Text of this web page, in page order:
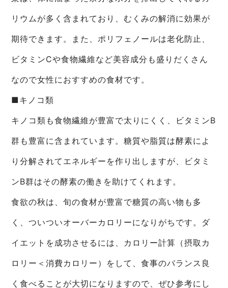
リウムが多く含まれており、むくみの解消に効果が
期待できます。また、ポリフェノールは老化防止、
ビタミンCや食物繊維など美容成分も盛りだくさん
なので女性におすすめの食材です。
■キノコ類
キノコ類も食物繊維が豊富で太りにくく、ビタミンB
群も豊富に含まれています。糖質や脂質は酵素によ
り分解されてエネルギーを作り出しますが、ビタミ
ンB群はその酵素の働きを助けてくれます。
食欲の秋は、旬の食材が豊富で糖質の高い物も多
く、ついついオーバーカロリーになりがちです。ダ
イエットを成功させるには、カロリー計算（摂取カ
ロリー＜消費カロリー）をして、食事のバランス良
く食べることが大切になりますので、ぜひ参考にし